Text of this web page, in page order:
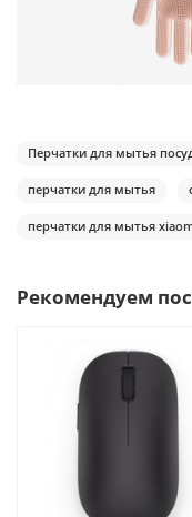
Перчатки для мытья
перчатки для мытья
перчатки для мытья
Рекомендуем